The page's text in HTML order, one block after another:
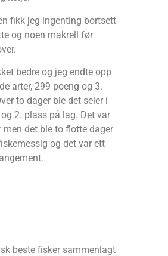
fikk jeg ingenting bortsett
og noen makrell før
bedre og jeg endte opp
arter, 299 poeng og 3.
to dager ble det seier i
2. plass på lag. Det var
det ble to flotte dager
og det var ett
beste fisker sammenlagt